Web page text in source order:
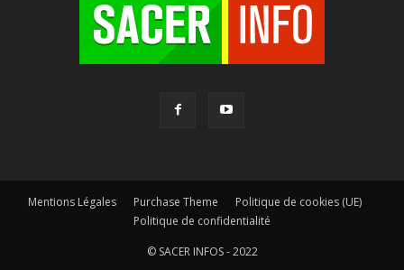
Mentions Légales Purchase Theme
Politique de cookies (UE)
Politique de confidentialité
© SACER INFOS - 2022